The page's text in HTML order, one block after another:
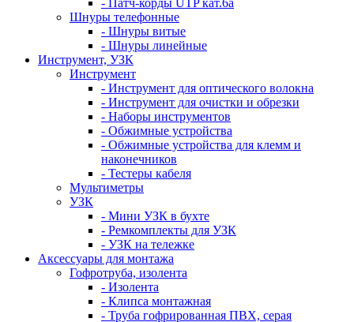
- Патч-корды UTP кат.6а
Шнуры телефонные
- Шнуры витые
- Шнуры линейные
Инструмент, УЗК
Инструмент
- Инструмент для оптического волокна
- Инструмент для очистки и обрезки
- Наборы инструментов
- Обжимные устройства
- Обжимные устройства для клемм и
наконечников
- Тестеры кабеля
Мультиметры
УЗК
- Мини УЗК в бухте
- Ремкомплекты для УЗК
- УЗК на тележке
Аксессуары для монтажа
Гофротруба, изолента
- Изолента
- Клипса монтажная
- Труба гофрированная ПВХ, серая